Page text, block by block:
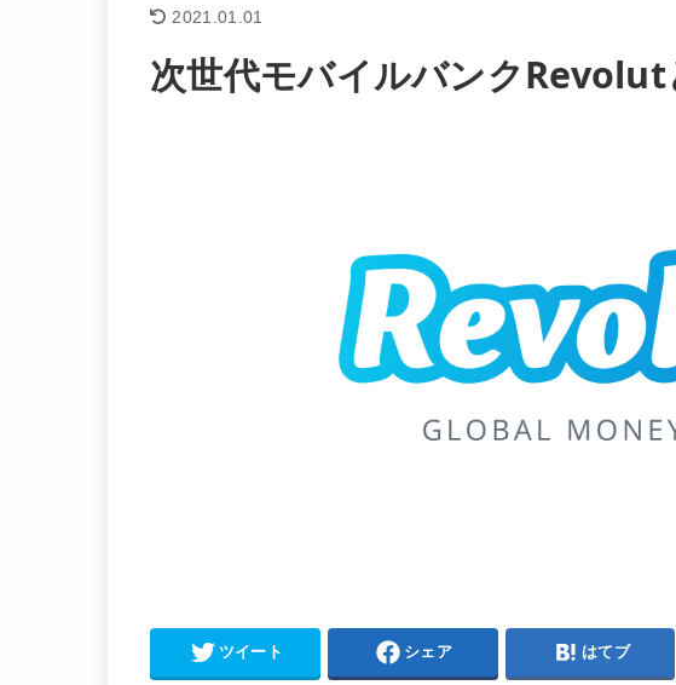
2021.01.01
次世代モバイルバンクRevolut
ツイート シェア はてブ